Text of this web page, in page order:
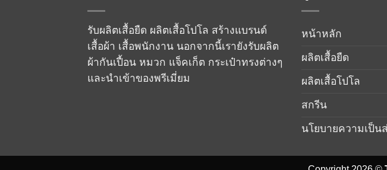
รับผลิตเสื้อยืด ผลิตเสื้อโปโล สร้างแบรนด์
เสื้อผ้า เสื้อพนักงาน นอกจากนี้เรายังรับผลิต
ผ้ากันเปื้อน หมวก แจ็คเก็ต กระเป๋าทรงต่างๆ
และนำเข้าของพรีเมี่ยม
หน้าหลัก
ผลิตเสื้อยืด
ผลิตเสื้อโปโล
สกรีน
นโยบายความเป็น